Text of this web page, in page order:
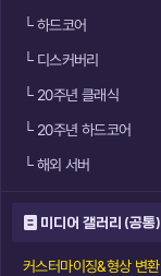
└하드코어
└디스커버리
└20주년 클래식
└20주년 하드코어
└해외 서버
미디어 갤러리 (공통)
커스터마이징&형상 변환